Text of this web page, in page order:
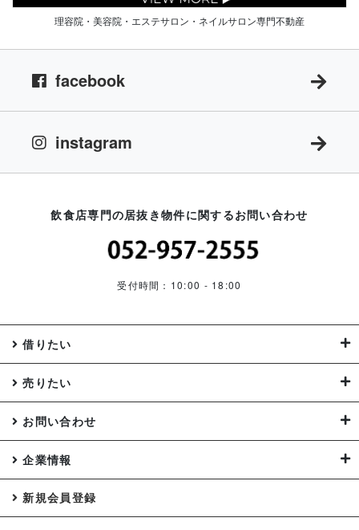
理容院・美容院・エステサロン・ネイルサロン専門不動産
facebook
instagram
飲食店専門の居抜き物件に関するお問い合わせ
受付時間：10:00 - 18:00
借りたい
売りたい
お問い合わせ
企業情報
新規会員登録